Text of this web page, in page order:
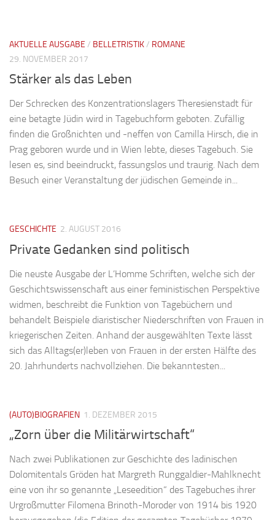
AKTUELLE AUSGABE / BELLETRISTIK/ ROMANE
29. NOVEMBER 2017
Stärker als das Leben
Der Schrecken des Konzentrationslagers Theresienstadt für
eine betagte Jüdin wird in Tagebuchform geboten. Zufällig
finden die Großnichten und -neffen von Camilla Hirsch, die in
Prag geboren wurde und in Wien lebte, dieses Tagebuch. Sie
lesen es, sind beeindruckt, fassungslos und traurig. Nach dem
Besuch einer Veranstaltung der jüdischen Gemeinde in...
GESCHICHTE 2. AUGUST 2016
Private Gedanken sind politisch
Die neuste Ausgabe der L’Homme Schriften, welche sich der
Geschichtswissenschaft aus einer feministischen Perspektive
widmen, beschreibt die Funktion von Tagebüchern und
behandelt Beispiele diaristischer Niederschriften von Frauen in
kriegerischen Zeiten. Anhand der ausgewählten Texte lässt
sich das Alltags(er)leben von Frauen in der ersten Hälfte des
20. Jahrhunderts nachvollziehen. Die bekanntesten...
(AUTO)BIOGRAFIEN 1. DEZEMBER 2015
„Zorn über die Militärwirtschaft“
Nach zwei Publikationen zur Geschichte des ladinischen
Dolomitentals Gröden hat Margreth Runggaldier-Mahlknecht
eine von ihr so genannte „Leseedition“ des Tagebuches ihrer
Urgroßmutter Filomena Brinoth-Moroder von 1914 bis 1920